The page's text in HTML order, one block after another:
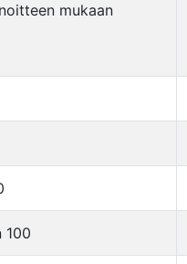
mukaan
100